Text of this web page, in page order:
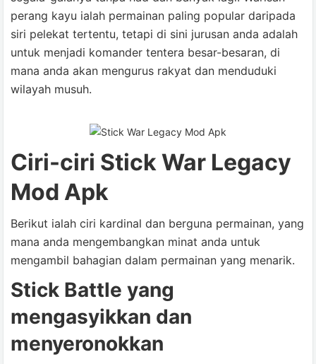
perang kayu ialah permainan paling popular daripada
siri pelekat tertentu, tetapi di sini jurusan anda adalah
untuk menjadi komander tentera besar-besaran, di
mana anda akan mengurus rakyat dan menduduki
wilayah musuh.
Ciri-ciri Stick War Legacy
Mod Apk
Berikut ialah ciri kardinal dan berguna permainan, yang
mana anda mengembangkan minat anda untuk
mengambil bahagian dalam permainan yang menarik.
Stick Battle yang
mengasyikkan dan
menyeronokkan